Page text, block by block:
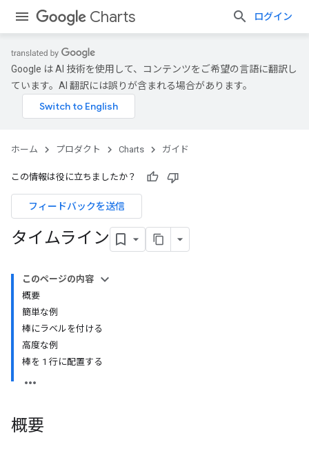
Charts ログイン
Google は AI 技術を使用して、コンテンツをご希望の言語に翻訳し
ています。AI 翻訳には誤りが含まれる場合があります。
ホーム プロダクト Charts ガイド
この情報は役に立ちましたか？
フィードバックを送信
タイムライン
このページの内容
概要
簡単な例
棒にラベルを付ける
高度な例
棒を 1 行に配置する
概要